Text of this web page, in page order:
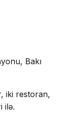
Bakı
iki restoran,
ilə.